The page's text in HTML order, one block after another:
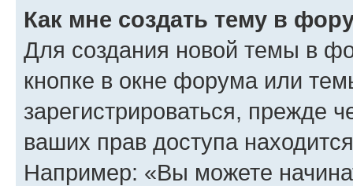
Как мне создать тему в
Для создания новой темы в
кнопке в окне форума или
зарегистрироваться, прежде
ваших прав доступа
Например: «Вы можете